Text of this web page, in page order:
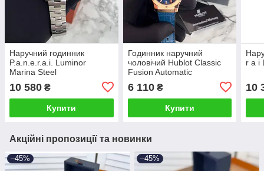
Наручний годинник
P.a.n.e.r.a.i. Luminor
Marina Steel
10 580 ₴
Купити
Годинник наручний
чоловічий Hublot Classic
Fusion Automatic
6 110₴
Купити
r a i
10
Акційні пропозиції та новинки
–45% –45%